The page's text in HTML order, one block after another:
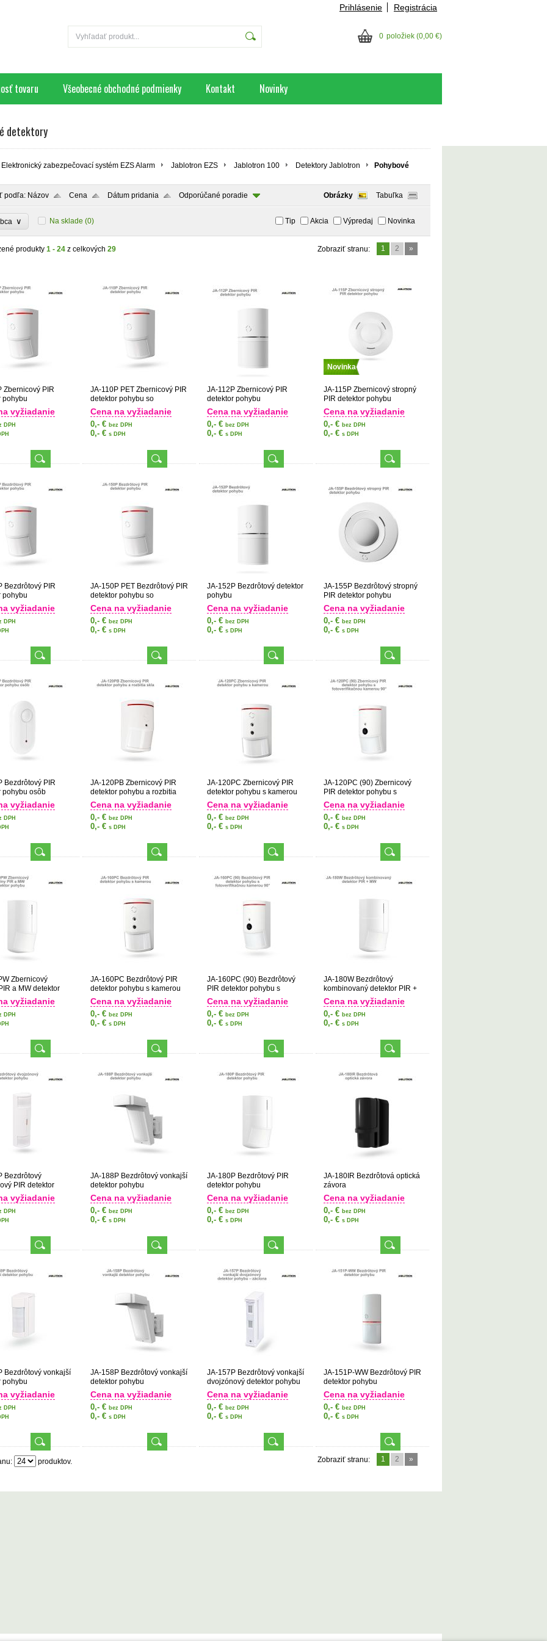
Prihlásenie Registrácia
0 položiek (0,00 €)
tovaru Všeobecné obchodné podmienky Kontakt Novinky
detektory
Elektronický zabezpečovací systém EZS Alarm Jablotron EZS Jablotron 100 Detektory Jablotron
Pohybové
podľa: Názov Cena Dátum pridania Odporúčané poradie Obrázky Tabuľka
∨ Na sklade (0) Tip Akcia Výpredaj Novinka
produkty 1 - 24 z celkových 29 Zobraziť stranu: 1 2 »
Zbernicový PIR
pohybu
vyžiadanie
DPH
JA-110P PET Zbernicový PIR
detektor pohybu so
základnou imunitou proti
zvieratám
Cena na vyžiadanie
0,- € bez DPH
0,- € s DPH
JA-112P Zbernicový PIR
detektor pohybu
Cena na vyžiadanie
0,- € bez DPH
0,- € s DPH
Novinka
JA-115P Zbernicový stropný
PIR detektor pohybu
Cena na vyžiadanie
0,- € bez DPH
0,- € s DPH
Bezdrôtový PIR
pohybu
vyžiadanie
DPH
JA-150P PET Bezdrôtový PIR
detektor pohybu so
základnou imunitou proti
zvieratám
Cena na vyžiadanie
0,- € bez DPH
0,- € s DPH
JA-152P Bezdrôtový detektor
pohybu
Cena na vyžiadanie
0,- € bez DPH
0,- € s DPH
JA-155P Bezdrôtový stropný
PIR detektor pohybu
Cena na vyžiadanie
0,- € bez DPH
0,- € s DPH
Bezdrôtový PIR
pohybu osôb
vyžiadanie
DPH
JA-120PB Zbernicový PIR
detektor pohybu a rozbitia
skla
Cena na vyžiadanie
0,- € bez DPH
0,- € s DPH
JA-120PC Zbernicový PIR
detektor pohybu s kamerou
Cena na vyžiadanie
0,- € bez DPH
0,- € s DPH
JA-120PC (90) Zbernicový
PIR detektor pohybu s
fotoverifikačnou kamerou 90°
Cena na vyžiadanie
0,- € bez DPH
0,- € s DPH
Zbernicový
a MW detektor
vyžiadanie
DPH
JA-160PC Bezdrôtový PIR
detektor pohybu s kamerou
Cena na vyžiadanie
0,- € bez DPH
0,- € s DPH
JA-160PC (90) Bezdrôtový
PIR detektor pohybu s
fotoverifikačnou kamerou 90°
Cena na vyžiadanie
0,- € bez DPH
0,- € s DPH
JA-180W Bezdrôtový
kombinovaný detektor PIR +
MW
Cena na vyžiadanie
0,- € bez DPH
0,- € s DPH
Bezdrôtový
PIR detektor
vyžiadanie
DPH
JA-188P Bezdrôtový vonkajší
detektor pohybu
Cena na vyžiadanie
0,- € bez DPH
0,- € s DPH
JA-180P Bezdrôtový PIR
detektor pohybu
Cena na vyžiadanie
0,- € bez DPH
0,- € s DPH
JA-180IR Bezdrôtová optická
závora
Cena na vyžiadanie
0,- € bez DPH
0,- € s DPH
Bezdrôtový vonkajší
pohybu
vyžiadanie
DPH
JA-158P Bezdrôtový vonkajší
detektor pohybu
Cena na vyžiadanie
0,- € bez DPH
0,- € s DPH
JA-157P Bezdrôtový vonkajší
dvojzónový detektor pohybu
– záclona
Cena na vyžiadanie
0,- € bez DPH
0,- € s DPH
JA-151P-WW Bezdrôtový PIR
detektor pohybu
Cena na vyžiadanie
0,- € bez DPH
0,- € s DPH
produktov. Zobraziť stranu: 1 2 »